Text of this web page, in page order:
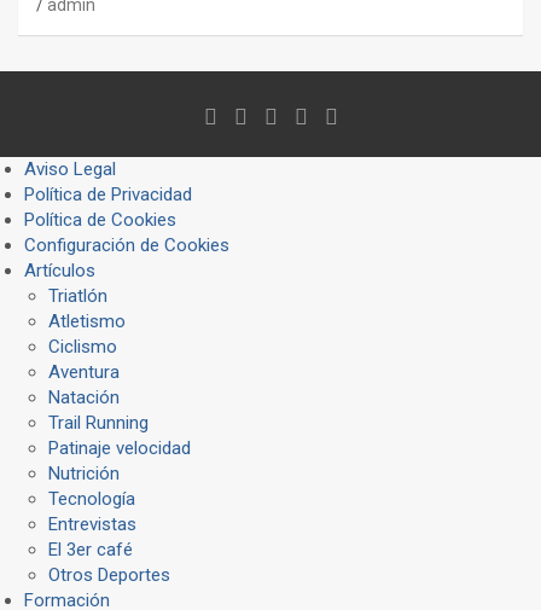
admin
Aviso Legal
Política de Privacidad
Política de Cookies
Configuración de Cookies
Artículos
Triatlón
Atletismo
Ciclismo
Aventura
Natación
Trail Running
Patinaje velocidad
Nutrición
Tecnología
Entrevistas
El 3er café
Otros Deportes
Formación